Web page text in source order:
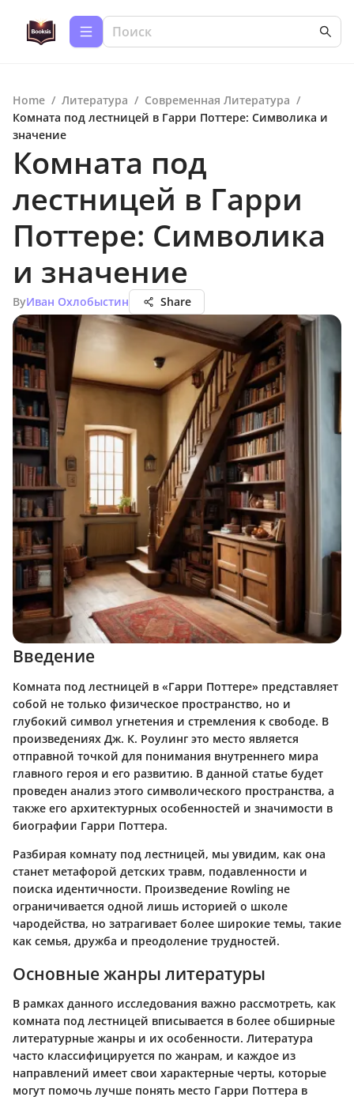
Home / Литература / Современная Литература /
Комната под лестницей в Гарри Поттере: Символика и
значение
Комната под
лестницей в Гарри
Поттере: Символика
и значение
ByИван Охлобыстин Share
Введение
Комната под лестницей в «Гарри Поттере» представляет
собой не только физическое пространство, но и
глубокий символ угнетения и стремления к свободе. В
произведениях Дж. К. Роулинг это место является
отправной точкой для понимания внутреннего мира
главного героя и его развитию. В данной статье будет
проведен анализ этого символического пространства, а
также его архитектурных особенностей и значимости в
биографии Гарри Поттера.
Разбирая комнату под лестницей, мы увидим, как она
станет метафорой детских травм, подавленности и
поиска идентичности. Произведение Rowling не
ограничивается одной лишь историей о школе
чародейства, но затрагивает более широкие темы, такие
как семья, дружба и преодоление трудностей.
Основные жанры литературы
В рамках данного исследования важно рассмотреть, как
комната под лестницей вписывается в более обширные
литературные жанры и их особенности. Литература
часто классифицируется по жанрам, и каждое из
направлений имеет свои характерные черты, которые
могут помочь лучше понять место Гарри Поттера в